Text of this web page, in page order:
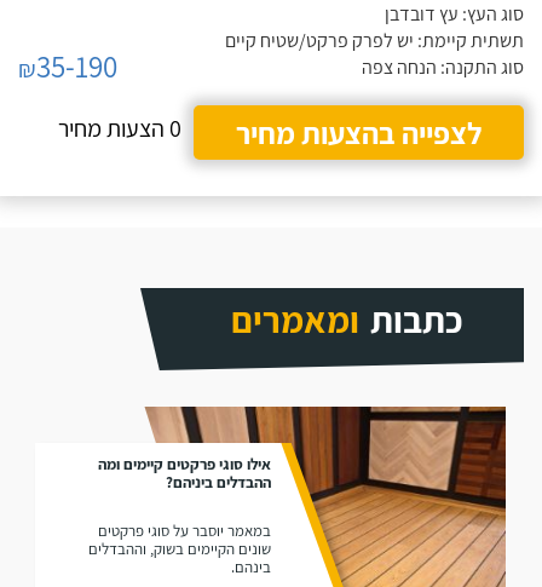
סוג העץ: עץ דובדבן
תשתית קיימת: יש לפרק פרקט/שטיח קיים
סוג התקנה: הנחה צפה
₪35-190
לצפייה בהצעות מחיר
0 הצעות מחיר
כתבות ומאמרים
אילו סוגי פרקטים קיימים ומה
ההבדלים ביניהם?
במאמר יוסבר על סוגי פרקטים
שונים הקיימים בשוק, וההבדלים
בינהם.